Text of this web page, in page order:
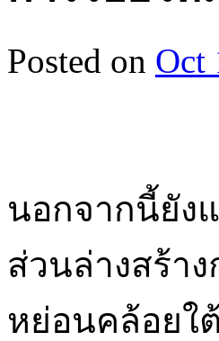
Posted on Oct
นอกจากนี้ยัง
ส่วนล่างสร้า
หย่อนคล้อยใ